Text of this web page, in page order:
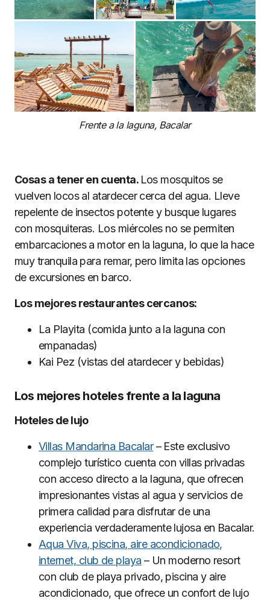
Frente a la laguna, Bacalar
Cosas a tener en cuenta. Los mosquitos se
vuelven locos al atardecer cerca del agua. Lleve
repelente de insectos potente y busque lugares
con mosquiteras. Los miércoles no se permiten
embarcaciones a motor en la laguna, lo que la hace
muy tranquila para remar, pero limita las opciones
de excursiones en barco.
Los mejores restaurantes cercanos:
La Playita (comida junto a la laguna con
empanadas)
Kai Pez (vistas del atardecer y bebidas)
Los mejores hoteles frente a la laguna
Hoteles de lujo
Villas Mandarina Bacalar– Este exclusivo
complejo turístico cuenta con villas privadas
con acceso directo a la laguna, que ofrecen
impresionantes vistas al agua y servicios de
primera calidad para disfrutar de una
experiencia verdaderamente lujosa en Bacalar.
Aqua Viva, piscina, aire acondicionado,
internet, club de playa – Un moderno resort
con club de playa privado, piscina y aire
acondicionado, que ofrece un confort de lujo